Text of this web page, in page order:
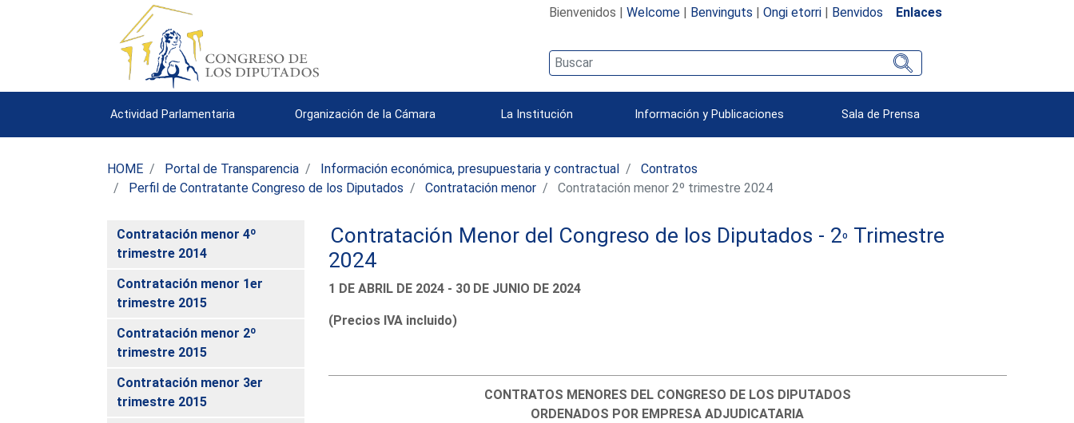
Bienvenidos | Welcome| Benvinguts | Ongi etorri| Benvidos Enlaces
Actividad Parlamentaria Organización de la Cámara La Institución Información y Publicaciones Sala de Prensa
HOME Portal de Transparencia Información económica, presupuestaria y contractual
Contratos
Perfil de Contratante Congreso de los Diputados
Contratación menor Contratación menor 2º trimestre 2024
Contratación menor 4º
trimestre 2014
Contratación menor 1er
trimestre 2015
Contratación menor 2º
trimestre 2015
Contratación menor 3er
trimestre 2015
Contratación Menor del Congreso de los Diputados - 2º Trimestre
2024
1 DE ABRIL DE 2024 - 30 DE JUNIO DE 2024
(Precios IVA incluido)
CONTRATOS MENORES DEL CONGRESO DE LOS DIPUTADOS
ORDENADOS POR EMPRESA ADJUDICATARIA